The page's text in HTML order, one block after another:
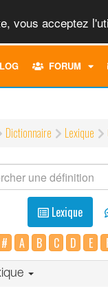
vous acceptez
FORUM
Dictionnaire Lexique
Lexique
#
A B C D E